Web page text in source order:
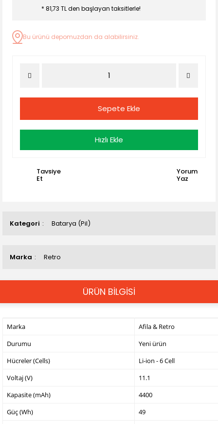
Kategori Batarya (Pil)
Marka Retro
* 81,73 TL den başlayan taksitlerle!
Bu ürünü depomuzdan da alabilirsiniz.
Sepete Ekle
Hızlı Ekle
Tavsiye
Et
Yorum
Yaz
ÜRÜN BİLGİSİ
Marka
Afila & Retro
Durumu
Yeni ürün
Hücreler (Cells)
Li-ion - 6 Cell
Voltaj (V)
11.1
Kapasite (mAh)
4400
Güç (Wh)
49